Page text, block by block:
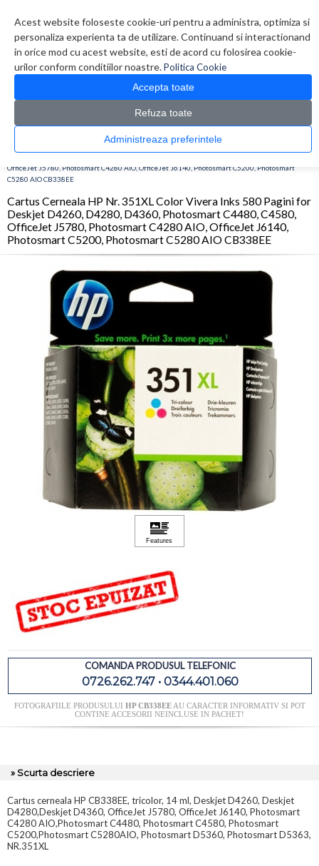
Acest website foloseste cookie-uri pentru a administra, optimiza si
personaliza experienta ta de utilizare. Continuand si interactionand
in orice mod cu acest website, esti de acord cu folosirea cookie-
urilor conform conditiilor noastre.Politica Cookie
Accepta toate
Refuza toate
Administreaza preferintele
0 produs(e)
CATALOG PRODUSE
Consumabile originale > Inkjet > Cartus Cerneala HP Nr. 351XL Color
OfficeJet J5780, Photosmart C4280 AIO, OfficeJet J6140, Photosmart C5200, Photosmart
C5280 AIO CB338EE
Cartus Cerneala HP Nr. 351XL Color Vivera Inks 580 Pagini for
Deskjet D4260, D4280, D4360, Photosmart C4480, C4580,
OfficeJet J5780, Photosmart C4280 AIO, OfficeJet J6140,
Photosmart C5200, Photosmart C5280 AIO CB338EE
COMANDA PRODUSUL TELEFONIC
0726.262.747 • 0344.401.060
FOTOGRAFIILE PRODUSULUI HP CB338EEAU CARACTER INFORMATIV SI POT
CONTINE ACCESORII NEINCLUSE IN PACHET!
» Scurta descriere
Cartus cerneala HP CB338EE, tricolor, 14 ml, Deskjet D4260, Deskjet
D4280,Deskjet D4360, OfficeJet J5780, OfficeJet J6140, Photosmart
C4280 AIO,Photosmart C4480, Photosmart C4580, Photosmart
C5200,Photosmart C5280AIO, Photosmart D5360, Photosmart D5363,
NR.351XL